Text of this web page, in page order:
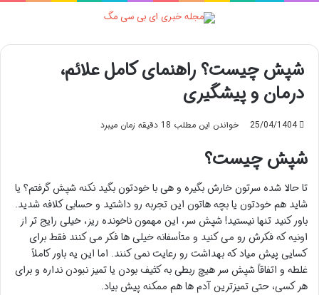
شپش چیست؟ راهنمای کامل علائم،
درمان و پیشگیری
25/04/1404 خواندن این مطلب 18 دقیقه زمان میبرد
شپش چیست؟
تا حالا شده سرتون خارش بگیره و هی با خودتون بگید نکنه شپش گرفتم؟ یا
شاید هم خودتون یا بچه هاتون این تجربه رو داشتید و حسابی کلافه شدید.
باور کنید تنها نیستید! شپش سر، این مهمون ناخونده ریز، خیلی رایج تر از
اونیه که فکرش رو می کنید و متأسفانه خیلی ها فکر می کنند فقط برای
کسایی پیش میاد که بهداشت رو رعایت نمی کنند. اما این یه باور کاملاً
غلطه و اتفاقاً شپش سر هیچ ربطی به کثیف بودن یا تمیز نبودن نداره و برای
هر کسی، حتی تمیزترین آدم ها هم ممکنه پیش بیاد.